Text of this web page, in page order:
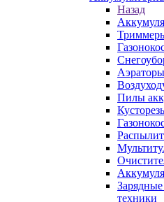
Назад
Пилы
Зарядные
техники